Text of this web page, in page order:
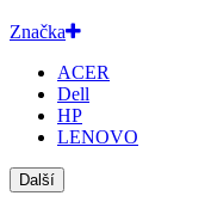
Značka
ACER
Dell
HP
LENOVO
Další